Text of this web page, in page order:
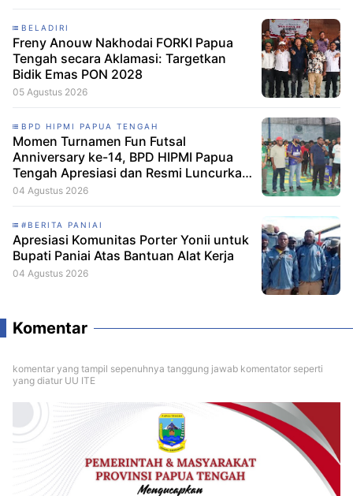
BELADIRI
Freny Anouw Nakhodai FORKI Papua
Tengah secara Aklamasi: Targetkan
Bidik Emas PON 2028
05 Agustus 2026
BPD HIPMI PAPUA TENGAH
Momen Turnamen Fun Futsal
Anniversary ke-14, BPD HIPMI Papua
Tengah Apresiasi dan Resmi Luncurkan
Skuad Baru Makamagu Papua FC
04 Agustus 2026
#BERITA PANIAI
Apresiasi Komunitas Porter Yonii untuk
Bupati Paniai Atas Bantuan Alat Kerja
04 Agustus 2026
Komentar
komentar yang tampil sepenuhnya tanggung jawab komentator seperti
yang diatur UU ITE